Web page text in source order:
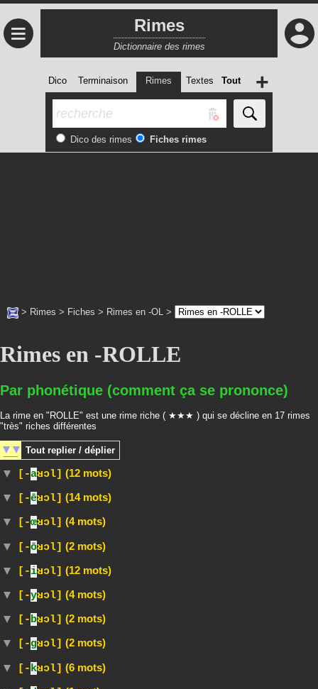
≡ Rimes
Dictionnaire des rimes
Dico Terminaison Rimes Textes Tout
Dico des rimes Fiches rimes
+
> Rimes > Fiches > Rimes en -OL >
Rimes en -ROLLE
Par phonétique (comment ça se prononce)
La rime en "ROLLE" est une rime riche ( ★★★ ) qui se décline en 17 rimes
"très" riches différentes
Tout replier / déplier
[-aʁɔl] (12 mots)
[-ēʁɔl] (14 mots)
[-œʁɔl] (4 mots)
[-ōʁɔl] (2 mots)
[-iʁɔl] (12 mots)
[-yʁɔl] (4 mots)
[-bʁɔl] (2 mots)
[-gʁɔl] (2 mots)
[-kʁɔl] (6 mots)